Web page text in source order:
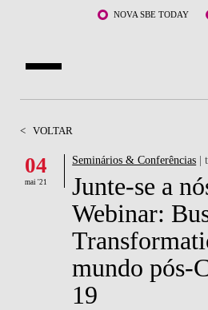
Saltar para o conteúdo principalNOVA SBE TODAY
DOCENTES E INVESTIGAÇÃO
COMUNIDADE
WHAT'S HAPPENING
< VOLTAR
04
mai '21
Seminários & Conferências |
Junte-se a
Webinar:
mundo pós-
19